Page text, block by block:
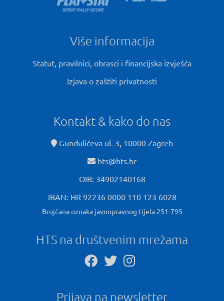
Više informacija
Statut, pravilnici, obrasci i financijska izvješća
Izjava o zaštiti privatnosti
Kontakt & kako do nas
Gundulićeva ul. 3, 10000 Zagreb
hts@hts.hr
OIB: 34902140168
IBAN: HR 92236 0000 110 123 6028
Brojčana oznaka javnopravnog tijela 251-795
HTS na društvenim mrežama
Prijava na newsletter